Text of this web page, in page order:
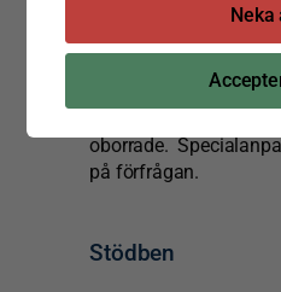
Jost vändkransar är
skydd mot korrosion. I
KLK ND och KLK L/N.
oborrade.
på förfrågan.
Stödben
Neka